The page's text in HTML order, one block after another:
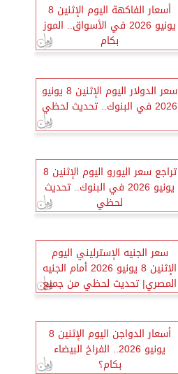
أسعار الفاكهة اليوم الإثنين 8
يونيو 2026 في الأسواق.. الموز
بكام
سعر الدولار اليوم الإثنين 8 يونيو
2026 في البنوك.. تحديث لحظي
تراجع سعر اليورو اليوم الإثنين 8
يونيو 2026 في البنوك.. تحديث
لحظي
سعر الجنيه الإسترليني اليوم
الإثنين 8 يونيو 2026 أمام الجنيه
المصري| تحديث لحظي من جميع
البنوك
أسعار الدواجن اليوم الإثنين 8
يونيو 2026.. الفراخ البيضاء
بكام؟